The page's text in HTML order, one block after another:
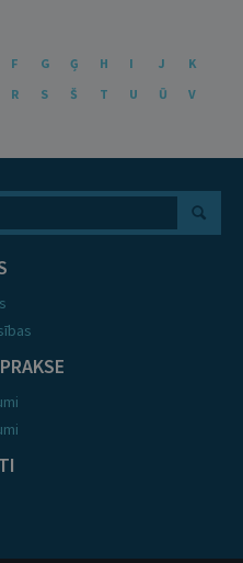
F G Ģ H I J
K
R S Š T U Ū
V